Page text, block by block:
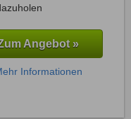
Angebot »
Informationen